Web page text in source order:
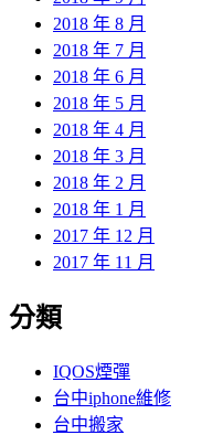
2018 年 8 月
2018 年 7 月
2018 年 6 月
2018 年 5 月
2018 年 4 月
2018 年 3 月
2018 年 2 月
2018 年 1 月
2017 年 12 月
2017 年 11 月
分類
IQOS煙彈
台中iphone維修
台中搬家